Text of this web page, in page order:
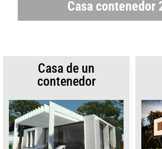
Casa contenedor
Casa de un
contenedor